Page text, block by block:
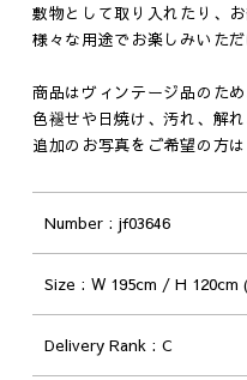
敷物として取り入れたり、
様々な用途でお楽しみいただ
商品はヴィンテージ品のた
色褪せや日焼け、汚れ、解
追加のお写真をご希望の方
Number jf03646
Size W 195cm / H 120cm
Delivery Rank C